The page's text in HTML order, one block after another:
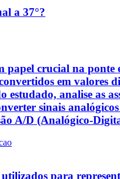
a 37°?
papel crucial na
em valores
estudado, analise as
sinais
A/D (Analógico-
utilizados para